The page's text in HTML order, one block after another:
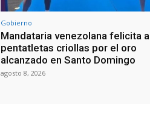
Gobierno
Mandataria venezolana felicita a
pentatletas criollas por el oro
alcanzado en Santo Domingo
agosto 8, 2026